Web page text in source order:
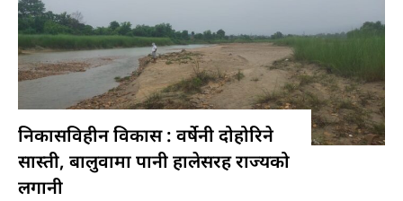
निकासविहीन विकास : वर्षेनी दोहोरिने
सास्ती, बालुवामा पानी हालेसरह राज्यको
लगानी